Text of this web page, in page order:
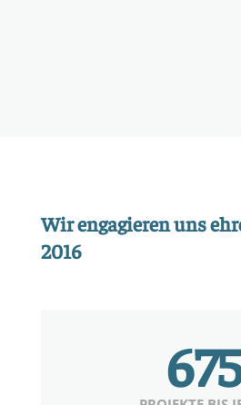
Wir engagieren uns
2016
675